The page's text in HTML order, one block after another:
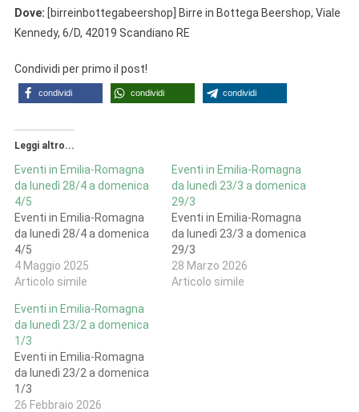
Dove: [birreinbottegabeershop] Birre in Bottega Beershop, Viale
Kennedy, 6/D, 42019 Scandiano RE
Condividi per primo il post!
condividi condividi condividi
Leggi altro...
Eventi in Emilia-Romagna
da lunedì 28/4 a domenica
4/5
Eventi in Emilia-Romagna
da lunedì 28/4 a domenica
4/5
4 Maggio 2025
Articolo simile
Eventi in Emilia-Romagna
da lunedì 23/3 a domenica
29/3
Eventi in Emilia-Romagna
da lunedì 23/3 a domenica
29/3
28 Marzo 2026
Articolo simile
Eventi in Emilia-Romagna
da lunedì 23/2 a domenica
1/3
Eventi in Emilia-Romagna
da lunedì 23/2 a domenica
1/3
26 Febbraio 2026